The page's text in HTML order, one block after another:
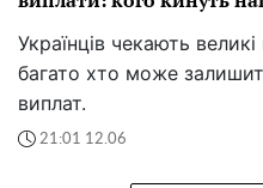
Українців чекають
багато хто може
виплат.
21:01 12.06